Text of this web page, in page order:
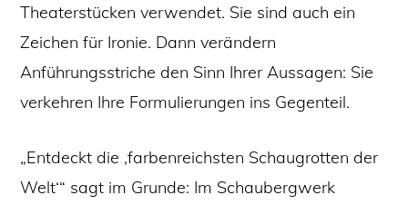
Theaterstücken verwendet. Sie sind auch ein
Zeichen für Ironie. Dann verändern
Anführungsstriche den Sinn Ihrer Aussagen: Sie
verkehren Ihre Formulierungen ins Gegenteil.
„Entdeckt die ‚farbenreichsten Schaugrotten der
Welt‘“ sagt im Grunde: Im Schaubergwerk